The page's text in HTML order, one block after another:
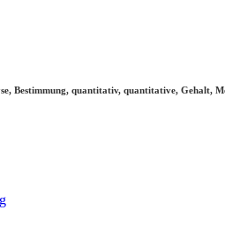
quantitativ, quantitative, Gehalt,